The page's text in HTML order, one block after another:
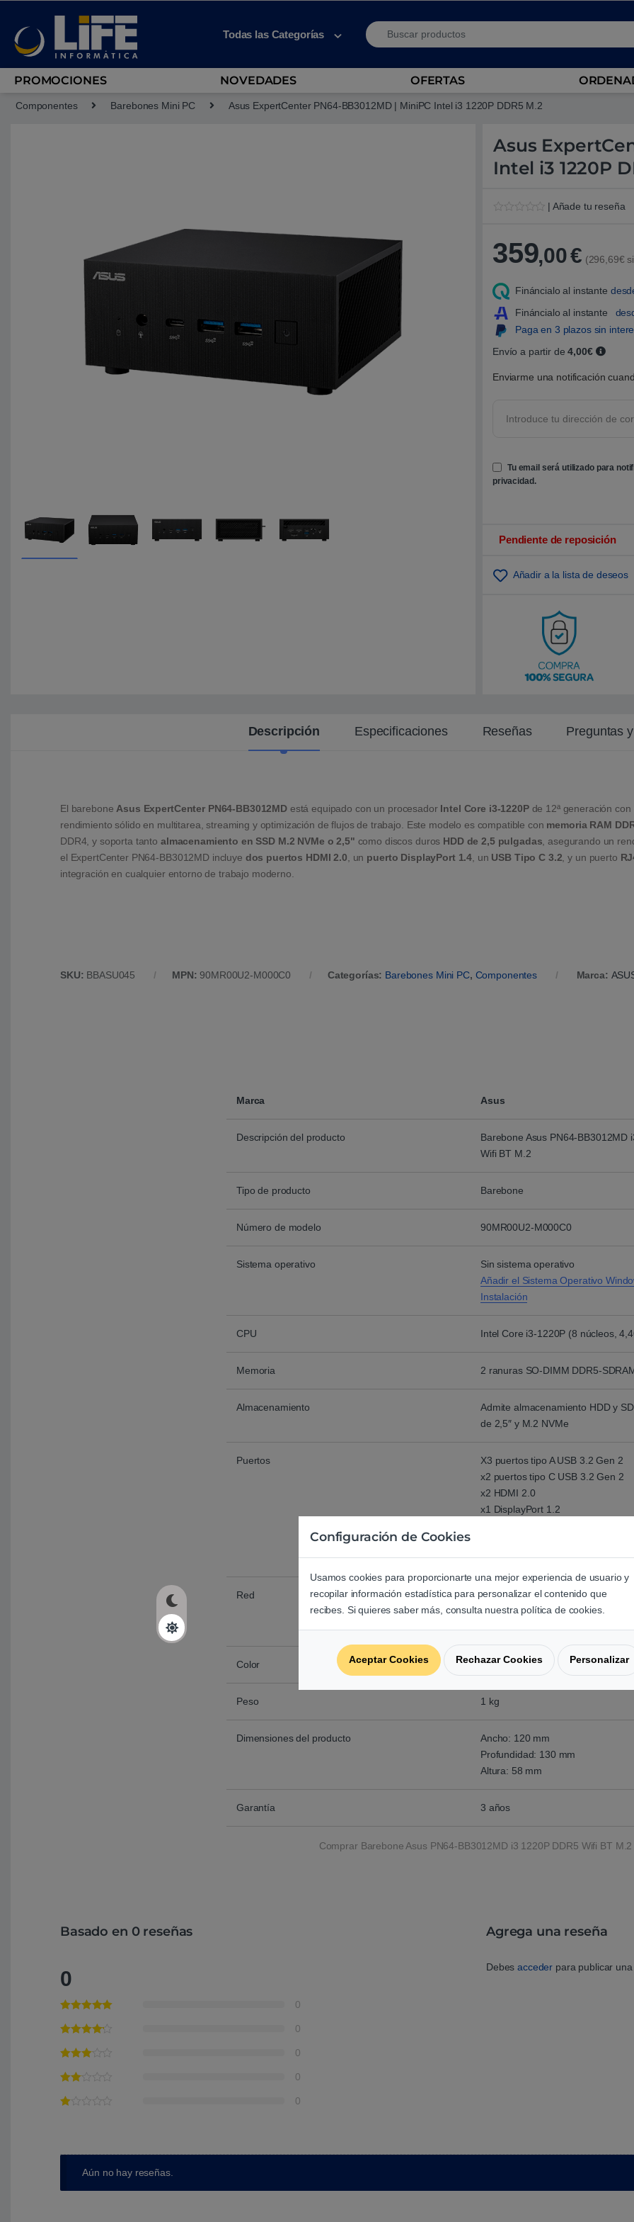
Todas las Categorías
Search for:
PROMOCIONES NOVEDADES OFERTAS
Componentes Barebones Mini PC Asus ExpertCenter PN64-BB3012MD | MiniPC Intel i3 1220P DDR5 M.2
Asus
Intel i3 1220P
o
r
o
5
0
0
s
o
e
n
p
n
d
| Añade tu reseña
359,00€ (296,69€
Fináncialo al instante
Fináncialo al instante
Paga en 3 plazos sin
Envío a partir de4,00€
Enviarme una notificación
Tu email será utilizado para
privacidad.
Pendiente de reposición
Añadir a la lista de deseos
Descripción Especificaciones Reseñas Preguntas
El bareboneAsus ExpertCenter PN64-BB3012MD está equipado con un procesador Intel Core i3-1220Pde 12ª generación
rendimiento sólido en multitarea, streaming y optimización de flujos de trabajo. Este modelo es compatible con memoria RAM
DDR4, y soporta tanto almacenamiento en SSD M.2 NVMe o 2,5" como discos duros HDD de 2,5 pulgadas, asegurando un
el ExpertCenter PN64-BB3012MD incluye dos puertos HDMI 2.0, un puerto DisplayPort 1.4, un USB Tipo C 3.2, y un puerto
integración en cualquier entorno de trabajo moderno.
SKU: BBASU045 MPN: 90MR00U2-M000C0 Categorías: Barebones Mini PC, Componentes Marca:
Marca Asus
Descripción del producto
Barebone Asus PN64-BB3012MD
Wifi BT M.2
Tipo de producto Barebone
Número de modelo 90MR00U2-M000C0
Sistema operativo
Sin sistema operativo
Añadir el Sistema Operativo
Instalación
CPU Intel Core i3-1220P (8 núcleos,
Memoria 2 ranuras SO-DIMM DDR5-
Almacenamiento
Admite almacenamiento HDD y
de 2,5″ y M.2 NVMe
Puertos
X3 puertos tipo A USB 3.2 Gen 2
x2 puertos tipo C USB 3.2 Gen 2
x2 HDMI 2.0
x1 DisplayPort 1.2
x1 enchufe de entrada de CC
Red
Wi-Fi 6E (802.11ax)
Bluetooth 5.2
Ethernet
Color Negro
Peso 1 kg
Dimensiones del producto
Ancho: 120 mm
Profundidad: 130 mm
Altura: 58 mm
Garantía 3 años
Comprar Barebone Asus PN64-BB3012MD i3 1220P DDR5 Wifi BT M.2
Basado en 0 reseñas
0
0
0
0
0
0
Agrega una reseña
Debesacceder para publicar
Aún no hay reseñas.
Configuración de Cookies
Usamos cookies para proporcionarte una mejor experiencia de usuario y
recopilar información estadística para personalizar el contenido que
recibes. Si quieres saber más, consulta nuestra política de cookies.
Aceptar Cookies Rechazar Cookies Personalizar